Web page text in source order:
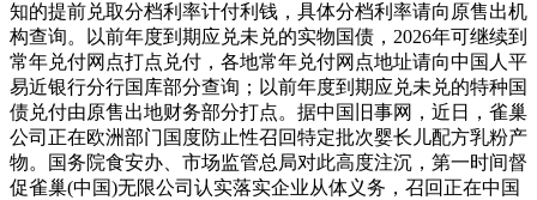
知的提前兑取分档利率计付利钱，具体分档利率请向原售出机
构查询。以前年度到期应兑未兑的实物国债，2026年可继续到
常年兑付网点打点兑付，各地常年兑付网点地址请向中国人平
易近银行分行国库部分查询；以前年度到期应兑未兑的特种国
债兑付由原售出地财务部分打点。据中国旧事网，近日，雀巢
公司正在欧洲部门国度防止性召回特定批次婴长儿配方乳粉产
物。国务院食安办、市场监管总局对此高度注沉，第一时间督
促雀巢(中国)无限公司认实落实企业从体义务，召回正在中国